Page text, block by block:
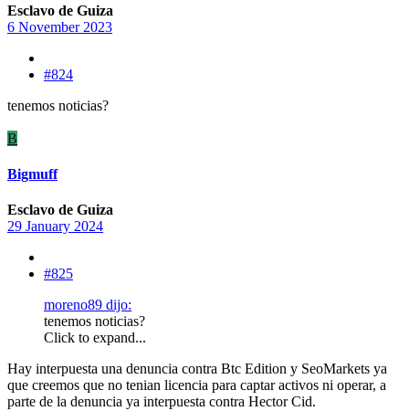
Esclavo de Guiza
6 November 2023
#824
tenemos noticias?
B
Bigmuff
Esclavo de Guiza
29 January 2024
#825
moreno89 dijo:
tenemos noticias?
Click to expand...
Hay interpuesta una denuncia contra Btc Edition y SeoMarkets ya
que creemos que no tenian licencia para captar activos ni operar, a
parte de la denuncia ya interpuesta contra Hector Cid.